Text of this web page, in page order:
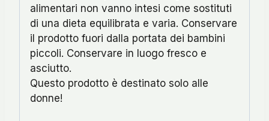
alimentari non vanno intesi come sostituti
di una dieta equilibrata e varia. Conservare
il prodotto fuori dalla portata dei bambini
piccoli. Conservare in luogo fresco e
asciutto.
Questo prodotto è destinato solo alle
donne!